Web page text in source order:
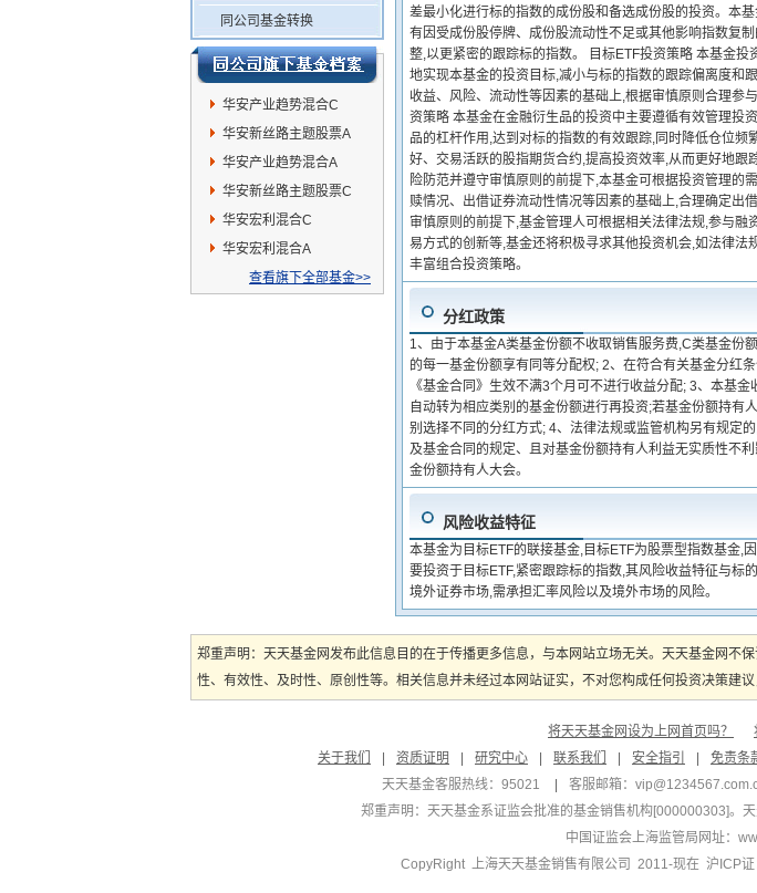
同公司基金转换
华安产业趋势混合C
华安新丝路主题股票A
华安产业趋势混合A
华安新丝路主题股票C
华安宏利混合C
华安宏利混合A
查看旗下全部基金>>
差最小化进行标的指数的成份股和备选成份股的投资。本
有因受成份股停牌、成份股流动性不足或其他影响指数复
整,以更紧密的跟踪标的指数。 目标ETF投资策略 本基金
地实现本基金的投资目标,减小与标的指数的跟踪偏离度和
收益、风险、流动性等因素的基础上,根据审慎原则合理参
资策略 本基金在金融衍生品的投资中主要遵循有效管理投
品的杠杆作用,达到对标的指数的有效跟踪,同时降低仓位
好、交易活跃的股指期货合约,提高投资效率,从而更好地
险防范并遵守审慎原则的前提下,本基金可根据投资管理的
赎情况、出借证券流动性情况等因素的基础上,合理确定出
审慎原则的前提下,基金管理人可根据相关法律法规,参与
易方式的创新等,基金还将积极寻求其他投资机会,如法律
丰富组合投资策略。
分红政策
1、由于本基金A类基金份额不收取销售服务费,C类基金份
的每一基金份额享有同等分配权; 2、在符合有关基金分红
《基金合同》生效不满3个月可不进行收益分配; 3、本基
自动转为相应类别的基金份额进行再投资;若基金份额持有
别选择不同的分红方式; 4、法律法规或监管机构另有规定
及基金合同的规定、且对基金份额持有人利益无实质性不
金份额持有人大会。
风险收益特征
本基金为目标ETF的联接基金,目标ETF为股票型指数基金,
要投资于目标ETF,紧密跟踪标的指数,其风险收益特征与标
境外证券市场,需承担汇率风险以及境外市场的风险。
郑重声明：天天基金网发布此信息目的在于传播更多信息，与本网站立场无关。天天基金网不
性、有效性、及时性、原创性等。相关信息并未经过本网站证实，不对您构成任何投资决策建
将天天基金网设为上网首页吗？
关于我们
资质证明 研究中心 联系我们 安全指引 免责条
天天基金客服热线：95021
客服邮箱：
郑重声明： 天天基金系证监会批准的基金销售机构[000000303]。
中国证监会上海监管局网址：
CopyRight 上海天天基金销售有限公司 2011-现在 沪ICP